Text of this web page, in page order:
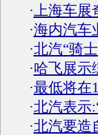
·上海车展
·海内汽车
·北汽“骑
·哈飞展示
·最低将在
·北汽表示
·北汽要造